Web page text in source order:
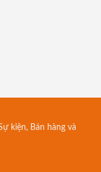
kiện, Bán hàng và